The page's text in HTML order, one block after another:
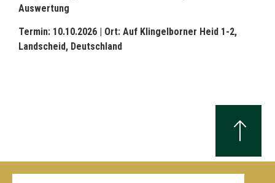
Auswertung
Termin: 10.10.2026 | Ort: Auf Klingelborner Heid 1-2,
Landscheid, Deutschland